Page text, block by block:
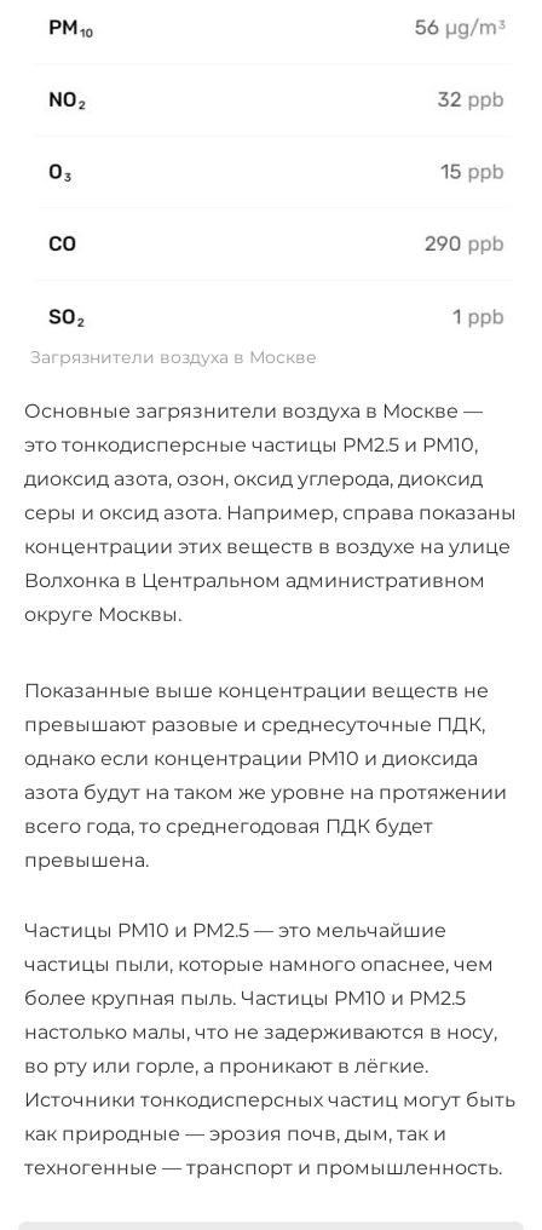
Загрязнители воздуха в Москве
Основные загрязнители воздуха в Москве —
это тонкодисперсные частицы PM2.5 и PM10,
диоксид азота, озон, оксид углерода, диоксид
серы и оксид азота. Например, справа показаны
концентрации этих веществ в воздухе на улице
Волхонка в Центральном административном
округе Москвы.
Показанные выше концентрации веществ не
превышают разовые и среднесуточные ПДК,
однако если концентрации PM10 и диоксида
азота будут на таком же уровне на протяжении
всего года, то среднегодовая ПДК будет
превышена.
Частицы PM10 и PM2.5 — это мельчайшие
частицы пыли, которые намного опаснее, чем
более крупная пыль. Частицы PM10 и PM2.5
настолько малы, что не задерживаются в носу,
во рту или горле, а проникают в лёгкие.
Источники тонкодисперсных частиц могут быть
как природные — эрозия почв, дым, так и
техногенные — транспорт и промышленность.